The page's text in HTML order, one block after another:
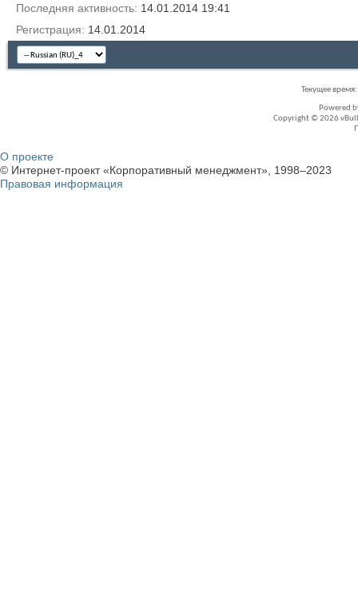
Последняя активность 14.01.2014 19:41
Регистрация
14.01.2014
Текущее время:
Powered
Copyright © 2026
О проекте
© Интернет-проект «Корпоративный менеджмент», 1998–2023
Правовая информация